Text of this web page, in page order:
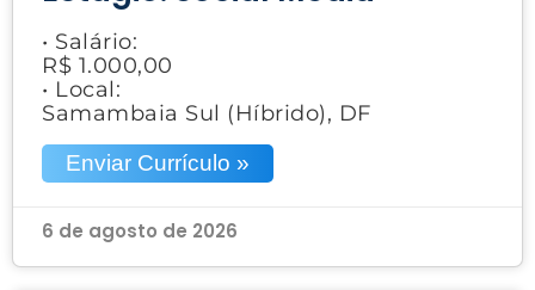
• Salário:
R$ 1.000,00
• Local:
Samambaia Sul (Híbrido), DF
Enviar Currículo »
6 de agosto de 2026